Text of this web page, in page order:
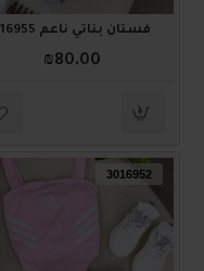
فستان بناتي ناعم 3016955
₪80.00
3016952